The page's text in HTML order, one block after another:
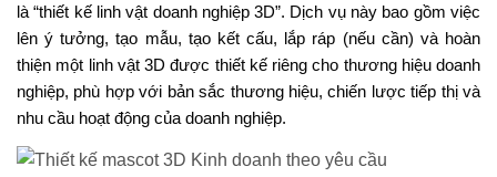
là “thiết kế linh vật doanh nghiệp 3D”. Dịch vụ này bao gồm việc
lên ý tưởng, tạo mẫu, tạo kết cấu, lắp ráp (nếu cần) và hoàn
thiện một linh vật 3D được thiết kế riêng cho thương hiệu doanh
nghiệp, phù hợp với bản sắc thương hiệu, chiến lược tiếp thị và
nhu cầu hoạt động của doanh nghiệp.